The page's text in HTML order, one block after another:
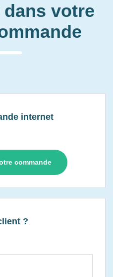
votre
internet
commande
?